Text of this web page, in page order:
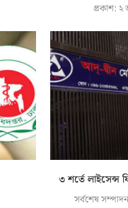
প্রকাশ: ২
৩ শর্তে লাইসেন্স
সর্বশেষ